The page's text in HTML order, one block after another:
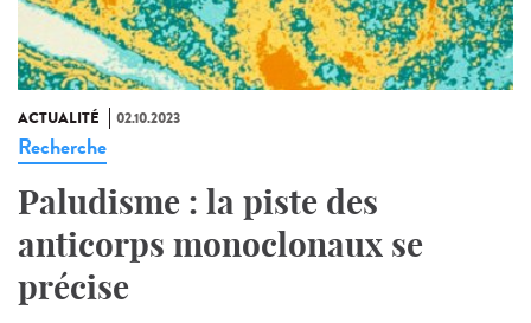
ACTUALITÉ 02.10.2023
Recherche
Paludisme : la piste des
anticorps monoclonaux se
précise